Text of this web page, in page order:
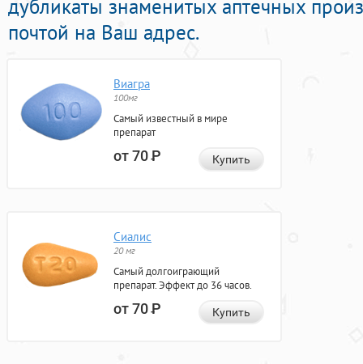
дубликаты знаменитых аптечных
почтой на Ваш адрес.
Виагра
100мг
Самый известный в мире
препарат
от 70Р Купить
Сиалис
20 мг
Самый долгоиграющий
препарат. Эффект до 36 часов.
от 70Р Купить